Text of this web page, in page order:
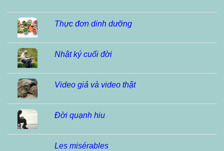
Thực đơn dinh dưỡng
Nhật ký cuối đời
Video giả và video thật
Đời quạnh hiu
Les misérables